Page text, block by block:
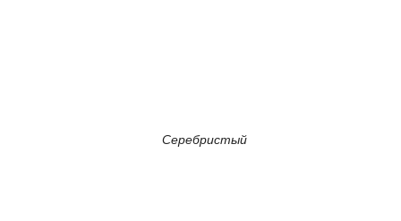
Серебристый